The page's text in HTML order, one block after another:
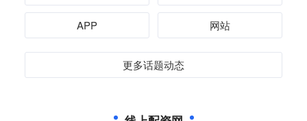
APP 网站
更多话题动态